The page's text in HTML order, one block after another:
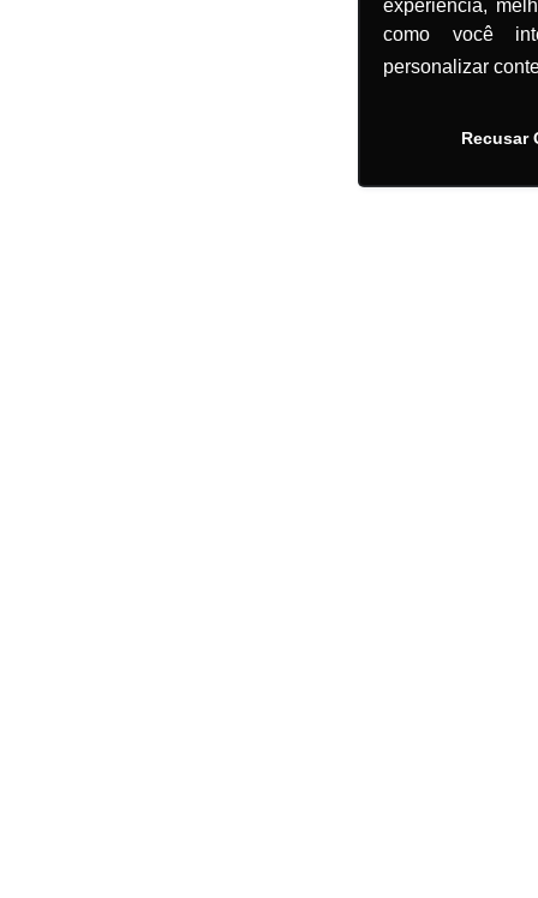
experiência,
como você
personalizar
Recusar